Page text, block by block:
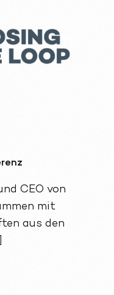
CEO von
mit
aus den